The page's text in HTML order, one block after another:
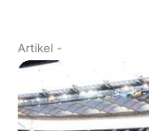
Artikel -